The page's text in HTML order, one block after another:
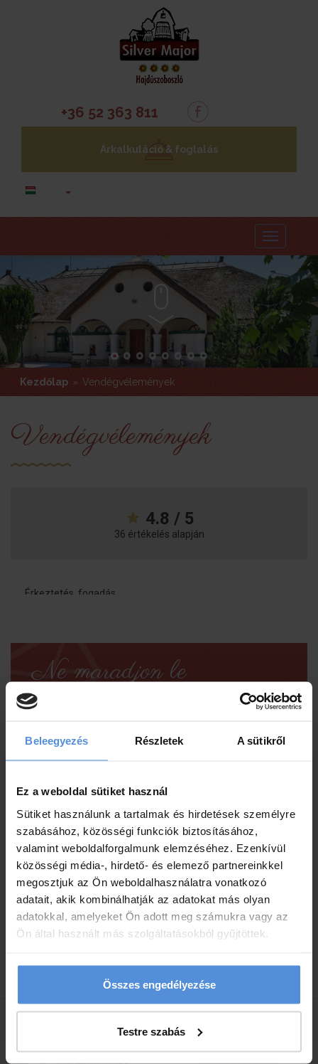
Beleegyezés Részletek A sütikről
Ez a weboldal sütiket használ
Sütiket használunk a tartalmak és hirdetések személyre
szabásához, közösségi funkciók biztosításához,
valamint weboldalforgalmunk elemzéséhez. Ezenkívül
közösségi média-, hirdető- és elemező partnereinkkel
megosztjuk az Ön weboldalhasználatra vonatkozó
adatait, akik kombinálhatják az adatokat más olyan
adatokkal, amelyeket Ön adott meg számukra vagy az
Ön által használt más szolgáltatásokból gyűjtöttek.
Összes engedélyezése
Testre szabás
+36 52 363 811
Árkalkuláció & foglalás
Menu
Kezdőlap » Vendégvélemények
Vendégvélemények
Ne maradjon le
legfrissebb híreinkről, kedvezményes
ajánlatainkról!
Hozzájárulok ahhoz, hogy a Geotherm Üdülő Kft.
hírlevelet küldjön e-mail címemre.*
Azadatvédelmi szabályzatotmegismertem és
elfogadom.*
Feliratkozás